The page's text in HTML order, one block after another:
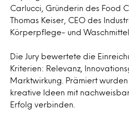
Carlucci, Gründerin des Food
Thomas Keiser, CEO des
Körperpflege- und Waschmittel
Die Jury bewertete die
Kriterien: Relevanz,
Marktwirkung. Prämiert
kreative Ideen mit
Erfolg verbinden.